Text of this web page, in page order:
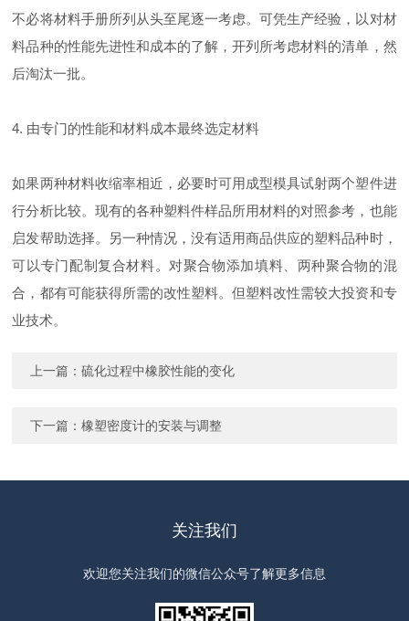
不必将材料手册所列从头至尾逐一考虑。可凭生产经验，以对材
料品种的性能先进性和成本的了解，开列所考虑材料的清单，然
后淘汰一批。
4. 由专门的性能和材料成本最终选定材料
如果两种材料收缩率相近，必要时可用成型模具试射两个塑件进
行分析比较。现有的各种塑料件样品所用材料的对照参考，也能
启发帮助选择。另一种情况，没有适用商品供应的塑料品种时，
可以专门配制复合材料。对聚合物添加填料、两种聚合物的混
合，都有可能获得所需的改性塑料。但塑料改性需较大投资和专
业技术。
上一篇：硫化过程中橡胶性能的变化
下一篇：橡塑密度计的安装与调整
关注我们
欢迎您关注我们的微信公众号了解更多信息